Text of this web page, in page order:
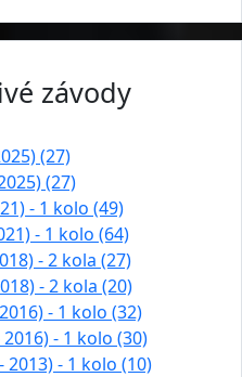
závody
(27)
(27)
- 1 kolo (49)
- 1 kolo (64)
- 2 kola (27)
- 2 kola (20)
- 1 kolo (32)
- 1 kolo (30)
2013) - 1 kolo (10)